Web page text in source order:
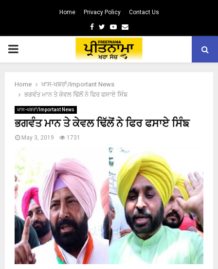
Home Privacy Policy Contact Us
Facebook
TwitterYoutube
Email
PRIMARY
Home
ਖਾਸ-ਖਬਰਾਂ/Important News
ਭਗਵੰਤ ਮਾਨ ਤੇ ਕੇਵਲ ਢਿੱਲੋਂ ਨੇ ਫਿਰ ਫਸਾਏ ਸਿੰਙ
ਖਾਸ-ਖਬਰਾਂ/Important News
ਭਗਵੰਤ ਮਾਨ ਤੇ ਕੇਵਲ ਢਿੱਲੋਂ ਨੇ ਫਿਰ ਫਸਾਏ ਸਿੰਙ
May 3, 2019 1731